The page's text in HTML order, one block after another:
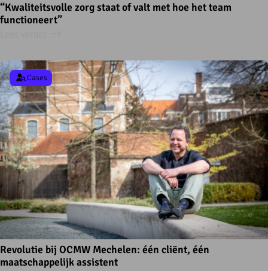
“Kwaliteitsvolle zorg staat of valt met hoe het team
functioneert”
Revolutie bij OCMW Mechelen: één cliënt, één
maatschappelijk assistent
Cases